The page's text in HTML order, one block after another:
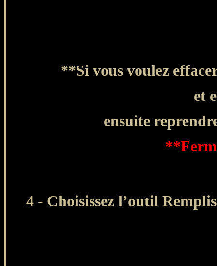
**Si vous voulez
et
ensuite
4 - Choisissez l’outil